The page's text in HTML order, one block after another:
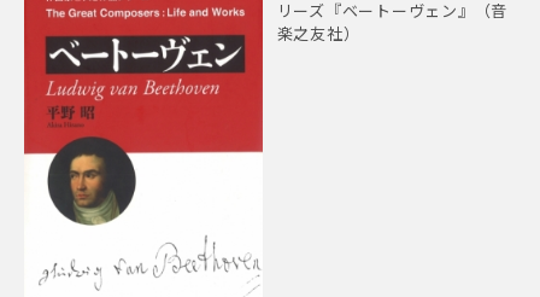
リーズ『ベートーヴェン』（音
楽之友社）